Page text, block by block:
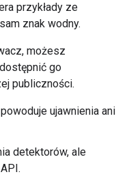
przykłady ze
znak wodny.
możesz
go
publiczności.
ujawnienia ani
detektorów, ale